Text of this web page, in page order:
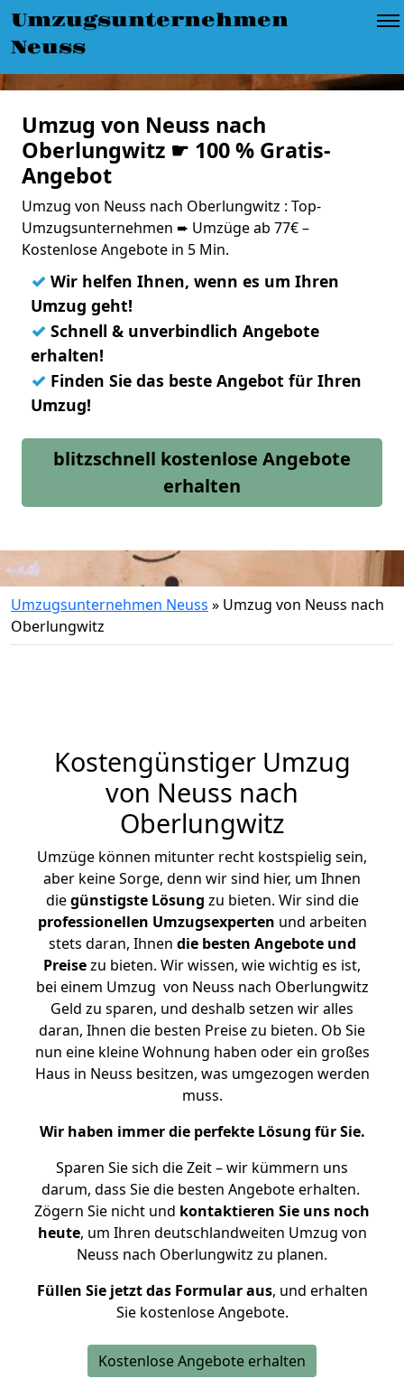
Umzugsunternehmen
Neuss
Umzug von Neuss nach
Oberlungwitz ☛ 100 % Gratis-
Angebot
Umzug von Neuss nach Oberlungwitz : Top-
Umzugsunternehmen ➨ Umzüge ab 77€ –
Kostenlose Angebote in 5 Min.
✓ Wir helfen Ihnen, wenn es um Ihren
Umzug geht!
✓ Schnell & unverbindlich Angebote
erhalten!
✓ Finden Sie das beste Angebot für Ihren
Umzug!
blitzschnell kostenlose Angebote
erhalten
Umzugsunternehmen Neuss » Umzug von Neuss nach
Oberlungwitz
Kostengünstiger Umzug
von Neuss nach
Oberlungwitz
Umzüge können mitunter recht kostspielig sein,
aber keine Sorge, denn wir sind hier, um Ihnen
diegünstigste Lösung zu bieten. Wir sind die
professionellen Umzugsexperten und arbeiten
stets daran, Ihnen die besten Angebote und
Preisezu bieten. Wir wissen, wie wichtig es ist,
bei einem Umzug von Neuss nach Oberlungwitz
Geld zu sparen, und deshalb setzen wir alles
daran, Ihnen die besten Preise zu bieten. Ob Sie
nun eine kleine Wohnung haben oder ein großes
Haus in Neuss besitzen, was umgezogen werden
muss.
Wir haben immer die perfekte Lösung für Sie.
Sparen Sie sich die Zeit – wir kümmern uns
darum, dass Sie die besten Angebote erhalten.
Zögern Sie nicht und kontaktieren Sie uns noch
heute, um Ihren deutschlandweiten Umzug von
Neuss nach Oberlungwitz zu planen.
Füllen Sie jetzt das Formular aus, und erhalten
Sie kostenlose Angebote.
Kostenlose Angebote erhalten